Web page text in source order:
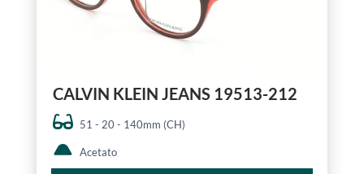
CALVIN KLEIN JEANS 19513-212
51 - 20 - 140mm (CH)
Acetato